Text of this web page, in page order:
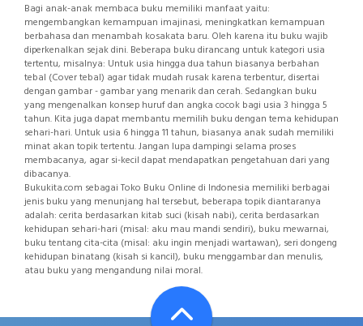
Bagi anak-anak membaca buku memiliki manfaat yaitu:
mengembangkan kemampuan imajinasi, meningkatkan kemampuan
berbahasa dan menambah kosakata baru. Oleh karena itu buku wajib
diperkenalkan sejak dini. Beberapa buku dirancang untuk kategori usia
tertentu, misalnya: Untuk usia hingga dua tahun biasanya berbahan
tebal (Cover tebal) agar tidak mudah rusak karena terbentur, disertai
dengan gambar - gambar yang menarik dan cerah. Sedangkan buku
yang mengenalkan konsep huruf dan angka cocok bagi usia 3 hingga 5
tahun. Kita juga dapat membantu memilih buku dengan tema kehidupan
sehari-hari. Untuk usia 6 hingga 11 tahun, biasanya anak sudah memiliki
minat akan topik tertentu. Jangan lupa dampingi selama proses
membacanya, agar si-kecil dapat mendapatkan pengetahuan dari yang
dibacanya.
Bukukita.com sebagai Toko Buku Online di Indonesia memiliki berbagai
jenis buku yang menunjang hal tersebut, beberapa topik diantaranya
adalah: cerita berdasarkan kitab suci (kisah nabi), cerita berdasarkan
kehidupan sehari-hari (misal: aku mau mandi sendiri), buku mewarnai,
buku tentang cita-cita (misal: aku ingin menjadi wartawan), seri dongeng
kehidupan binatang (kisah si kancil), buku menggambar dan menulis,
atau buku yang mengandung nilai moral.